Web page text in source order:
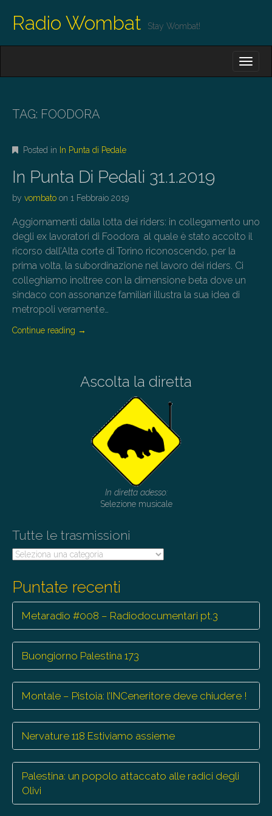
Radio Wombat Stay Wombat!
N
M
N
U
O
C
T
N
TAG: FOODORA
Posted in In Punta di Pedale
In Punta Di Pedali 31.1.2019
by vombato on 1 Febbraio 2019
Aggiornamenti dalla lotta dei riders: in collegamento uno
degli ex lavoratori di Foodora al quale è stato accolto il
ricorso dall’Alta corte di Torino riconoscendo, per la
prima volta, la subordinazione nel lavoro dei riders. Ci
colleghiamo inoltree con la dimensione beta dove un
sindaco con assonanze familiari illustra la sua idea di
metropoli veramente…
Continue reading →
Ascolta la diretta
In diretta adesso:
Selezione musicale
Tutte le trasmissioni
Tutte
Puntate recenti
Metaradio #008 – Radiodocumentari pt.3
Buongiorno Palestina 173
Montale – Pistoia: l’INCeneritore deve chiudere !
Nervature 118 Estiviamo assieme
Palestina: un popolo attaccato alle radici degli
Olivi